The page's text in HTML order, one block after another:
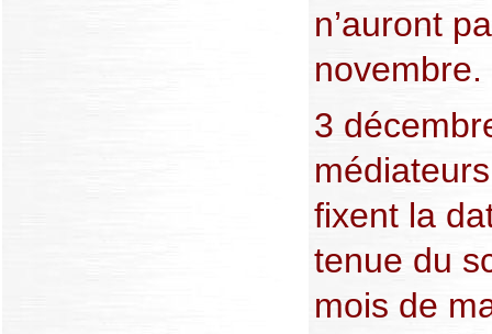
n’auront
novembre.
3
fixent la
tenue du
mois de